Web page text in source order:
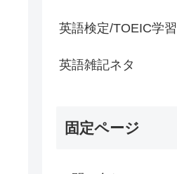
英語検定/TOEIC学習
英語雑記ネタ
固定ページ